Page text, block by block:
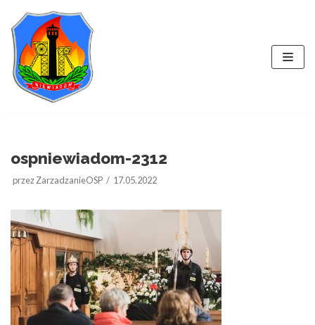
Przejdź
do
treści
ospniewiadom-2312
przezZarzadzanieOSP 17.05.2022